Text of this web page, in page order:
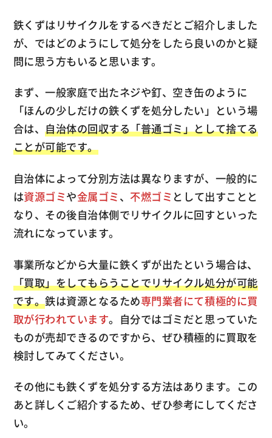
鉄くずはリサイクルをするべきだとご紹介しました
が、ではどのようにして処分をしたら良いのかと疑
問に思う方もいると思います。
まず、一般家庭で出たネジや釘、空き缶のように
「ほんの少しだけの鉄くずを処分したい」という場
合は、自治体の回収する「普通ゴミ」として捨てる
ことが可能です。
自治体によって分別方法は異なりますが、一般的に
は資源ゴミや金属ゴミ、 不燃ゴミ として出すことと
なり、その後自治体側でリサイクルに回すといった
流れになっています。
事業所などから大量に鉄くずが出たという場合は、
「買取」をしてもらうことでリサイクル処分が可能
です。鉄は資源となるため専門業者にて積極的に買
取が行われています。自分ではゴミだと思っていた
ものが売却できるのですから、ぜひ積極的に買取を
検討してみてください。
その他にも鉄くずを処分する方法はあります。この
あと詳しくご紹介するため、ぜひ参考にしてくださ
い。